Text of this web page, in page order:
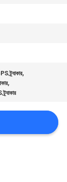
ট্র্যাকার,
,